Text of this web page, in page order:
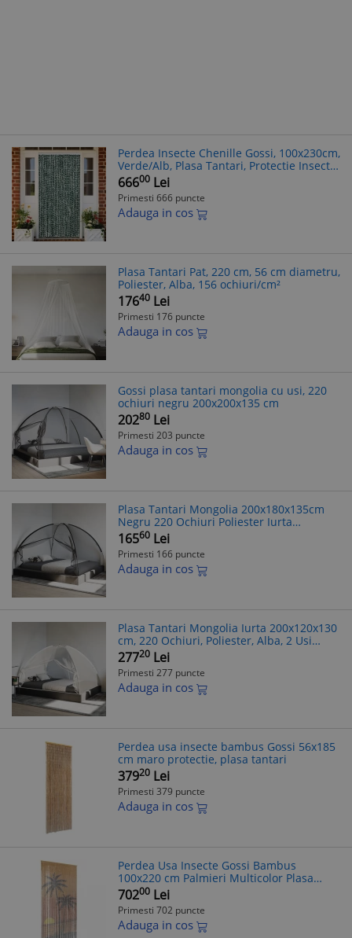
Perdea Insecte Chenille Gossi, 100x230cm,
Verde/Alb, Plasa Tantari, Protectie Insecte,
Usor de Curatat
66600 Lei
Primesti 666 puncte
Adauga in cos
Plasa Tantari Pat, 220 cm, 56 cm diametru,
Poliester, Alba, 156 ochiuri/cm²
17640 Lei
Primesti 176 puncte
Adauga in cos
Gossi plasa tantari mongolia cu usi, 220
ochiuri negru 200x200x135 cm
20280 Lei
Primesti 203 puncte
Adauga in cos
Plasa Tantari Mongolia 200x180x135cm
Negru 220 Ochiuri Poliester Iurta
Protectie Insecte Casa
16560 Lei
Primesti 166 puncte
Adauga in cos
Plasa Tantari Mongolia Iurta 200x120x130
cm, 220 Ochiuri, Poliester, Alba, 2 Usi
Fermoar, Protectie Insecte
27720 Lei
Primesti 277 puncte
Adauga in cos
Perdea usa insecte bambus Gossi 56x185
cm maro protectie, plasa tantari
37920 Lei
Primesti 379 puncte
Adauga in cos
Perdea Usa Insecte Gossi Bambus
100x220 cm Palmieri Multicolor Plasa
Tantari Protectie Animale
70200 Lei
Primesti 702 puncte
Adauga in cos